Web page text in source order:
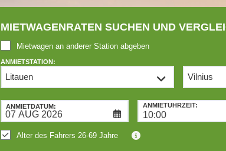
MIETWAGENRATEN SUCHEN UND
Mietwagen an anderer Station abgeben
ANMIETSTATION:
Mietwagen
an
anderer
ANMIETDATUM:
10:00
ANMIETUHRZEIT:
Alter des Fahrers 26-69 Jahre